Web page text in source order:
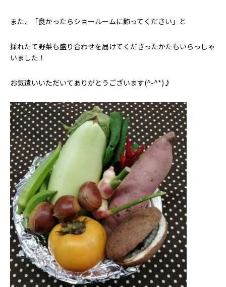
また、「良かったらショールームに飾ってください」と
採れたて野菜も盛り合わせを届けてくださったかたもいらっしゃ
いました！
お気遣いいただいてありがとうございます(^-^*)♪